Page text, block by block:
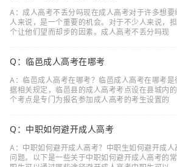
A：成人高考不丢分吗现在成人高考对于许多想
人来说，是一个重要的机会。对于不少人来说，
个让他们望而却步的因素。成人高考不丢分吗现
Q：临邑成人高考在哪考
A：临邑成人高考在哪考？临邑成人高考在哪考
据相关规定，临邑县的成人高考考点设在县城内
个考点是专门为报名参加成人高考的考生设置的
Q：中职如何避开成人高考
A：中职如何避开成人高考？中职生如何避开成
问题。以下是一些关于中职如何避开成人高考的